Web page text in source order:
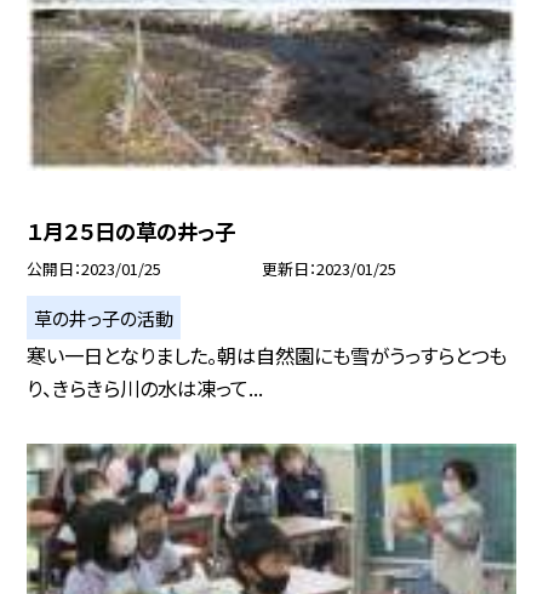
１月２５日の草の井っ子
公開日 2023/01/25 更新日 2023/01/25
草の井っ子の活動
寒い一日となりました。朝は自然園にも雪がうっすらとつも
り、きらきら川の水は凍って...